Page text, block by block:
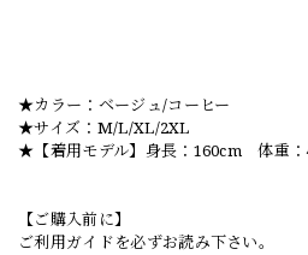
★カラー：ベージュ/コーヒー
★サイズ：M/L/XL/2XL
★【着用モデル】身長：160cm 体重
【ご購入前に】
ご利用ガイドを必ずお読み下さい。